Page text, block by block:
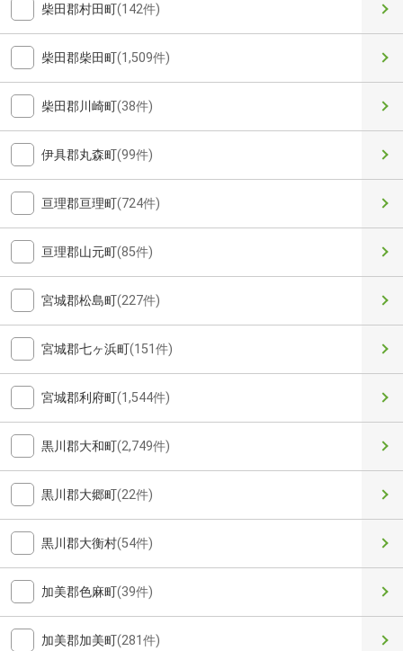
柴田郡村田町(142件)
柴田郡柴田町(1,509件)
柴田郡川崎町(38件)
伊具郡丸森町(99件)
亘理郡亘理町(724件)
亘理郡山元町(85件)
宮城郡松島町(227件)
宮城郡七ヶ浜町(151件)
宮城郡利府町(1,544件)
黒川郡大和町(2,749件)
黒川郡大郷町(22件)
黒川郡大衡村(54件)
加美郡色麻町(39件)
加美郡加美町(281件)